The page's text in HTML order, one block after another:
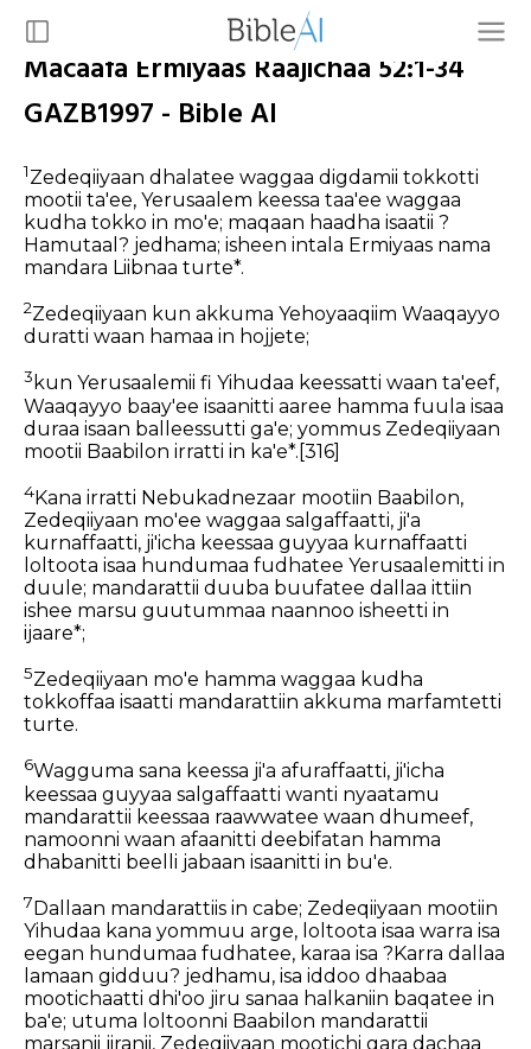
Macaafa Ermiyaas Raajichaa 52:1-34
GAZB1997 - Bible AI
1Zedeqiiyaan dhalatee waggaa digdamii tokkotti
mootii ta'ee, Yerusaalem keessa taa'ee waggaa
kudha tokko in mo'e; maqaan haadha isaatii ?
Hamutaal? jedhama; isheen intala Ermiyaas nama
mandara Liibnaa turte*.
2Zedeqiiyaan kun akkuma Yehoyaaqiim Waaqayyo
duratti waan hamaa in hojjete;
3 kun Yerusaalemii fi Yihudaa keessatti waan ta'eef,
Waaqayyo baay'ee isaanitti aaree hamma fuula isaa
duraa isaan balleessutti ga'e; yommus Zedeqiiyaan
mootii Baabilon irratti in ka'e*. [316]
4Kana irratti Nebukadnezaar mootiin Baabilon,
Zedeqiiyaan mo'ee waggaa salgaffaatti, ji'a
kurnaffaatti, ji'icha keessaa guyyaa kurnaffaatti
loltoota isaa hundumaa fudhatee Yerusaalemitti in
duule; mandarattii duuba buufatee dallaa ittiin
ishee marsu guutummaa naannoo isheetti in
ijaare*;
5Zedeqiiyaan mo'e hamma waggaa kudha
tokkoffaa isaatti mandarattiin akkuma marfamtetti
turte.
6Wagguma sana keessa ji'a afuraffaatti, ji'icha
keessaa guyyaa salgaffaatti wanti nyaatamu
mandarattii keessaa raawwatee waan dhumeef,
namoonni waan afaanitti deebifatan hamma
dhabanitti beelli jabaan isaanitti in bu'e.
7Dallaan mandarattiis in cabe; Zedeqiiyaan mootiin
Yihudaa kana yommuu arge, loltoota isaa warra isa
eegan hundumaa fudhatee, karaa isa ?Karra dallaa
lamaan gidduu? jedhamu, isa iddoo dhaabaa
mootichaatti dhi'oo jiru sanaa halkaniin baqatee in
ba'e; utuma loltoonni Baabilon mandarattii
marsanii jiranii, Zedeqiiyaan mootichi gara dachaa